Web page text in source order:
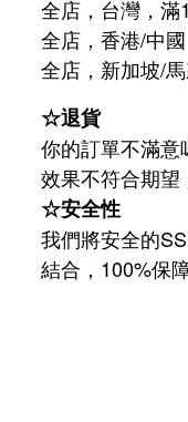
全店，台灣，滿
全店，香港/中
全店，新加坡/
☆退貨
你的訂單不滿意
效果不符合期望
☆安全性
我們將安全的
結合，100%保